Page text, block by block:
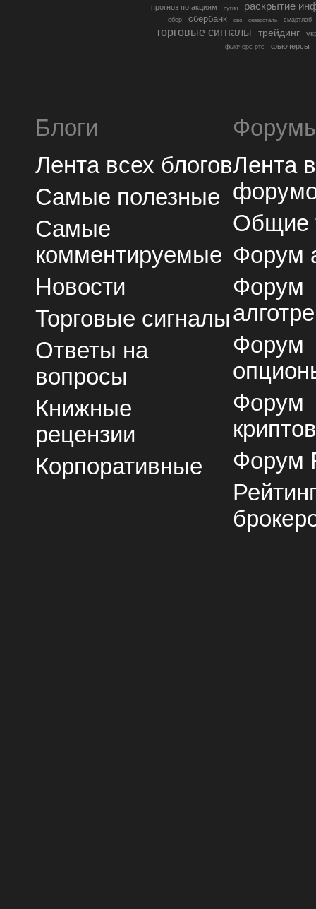
прогноз по акциям путин раскрытие
сбер сбербанк сво северсталь смартлаб
торговые сигналы трейдинг
фьючерс ртс фьючерсы
Блоги
Лента всех блогов
Самые полезные
Самые
комментируемые
Новости
Торговые сигналы
Ответы на
вопросы
Книжные
рецензии
Корпоративные
Лента
Общие
Форум
Форум
Форум
Форум
Форум